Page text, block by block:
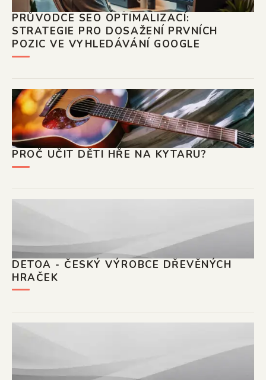
PRŮVODCE SEO OPTIMALIZACÍ:
STRATEGIE PRO DOSAŽENÍ PRVNÍCH
POZIC VE VYHLEDÁVÁNÍ GOOGLE
PROČ UČIT DĚTI HŘE NA KYTARU?
DETOA - ČESKÝ VÝROBCE DŘEVĚNÝCH
HRAČEK